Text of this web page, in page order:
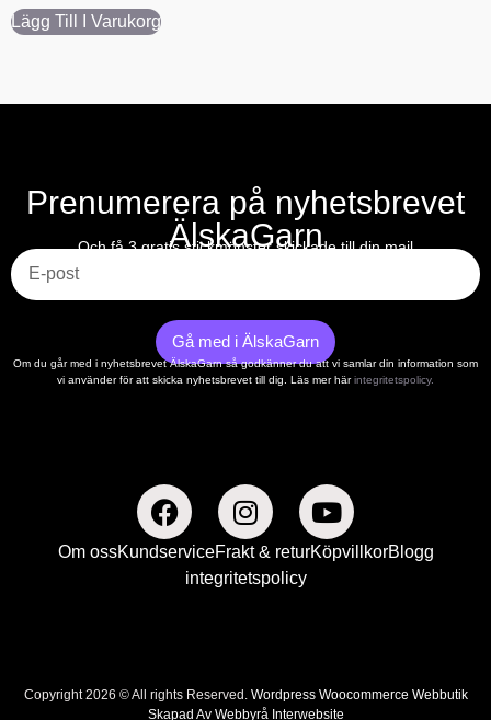
Lägg Till I Varukorg
Prenumerera på nyhetsbrevet
ÄlskaGarn
Och få 3 gratis stickmönster skickade till din mail
Gå med i ÄlskaGarn
Om du går med i nyhetsbrevet ÄlskaGarn så godkänner du att vi samlar din information som
vi använder för att skicka nyhetsbrevet till dig. Läs mer härintegritetspolicy.
Om ossKundserviceFrakt & returKöpvillkorBlogg
integritetspolicy
Copyright 2026 © All rights Reserved. Wordpress Woocommerce Webbutik
Skapad Av Webbyrå Interwebsite